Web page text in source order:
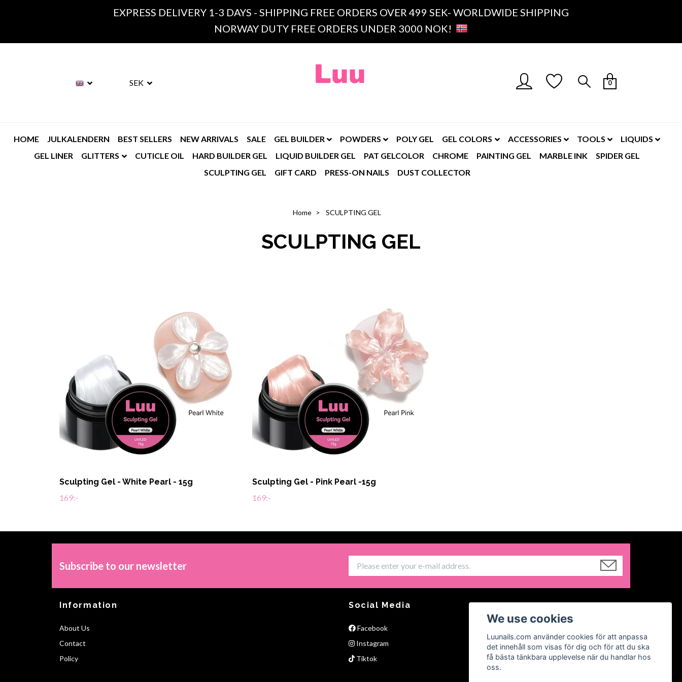
EXPRESS DELIVERY 1-3 DAYS - SHIPPING FREE ORDERS OVER 499 SEK- WORLDWIDE SHIPPING
NORWAY DUTY FREE ORDERS UNDER 3000 NOK!
SEK 0
HOME JULKALENDERN BEST SELLERS NEW ARRIVALS SALE GEL BUILDER POWDERS POLY GEL GEL COLORS ACCESSORIES TOOLS
LIQUIDS
GEL LINER
GLITTERS CUTICLE OIL HARD BUILDER GEL LIQUID BUILDER GEL PAT GELCOLOR CHROME PAINTING GEL MARBLE INK
SPIDER GEL
SCULPTING GEL
GIFT CARD PRESS-ON NAILS DUST COLLECTOR
Home SCULPTING GEL
SCULPTING GEL
Sculpting Gel - White Pearl - 15g
169:-
Sculpting Gel - Pink Pearl -15g
169:-
Subscribe to our newsletter
Information
About Us
Contact
Policy
Social Media
Facebook
Instagram
Tiktok
We use cookies
Luunails.com använder cookies för att anpassa
det innehåll som visas för dig och för att du ska
få bästa tänkbara upplevelse när du handlar hos
oss.